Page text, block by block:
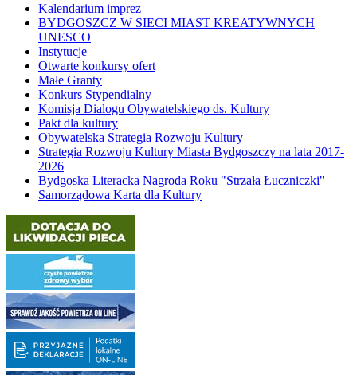
Kalendarium imprez
BYDGOSZCZ W SIECI MIAST KREATYWNYCH
UNESCO
Instytucje
Otwarte konkursy ofert
Małe Granty
Konkurs Stypendialny
Komisja Dialogu Obywatelskiego ds. Kultury
Pakt dla kultury
Obywatelska Strategia Rozwoju Kultury
Strategia Rozwoju Kultury Miasta Bydgoszczy na lata 2017-
2026
Bydgoska Literacka Nagroda Roku "Strzała Łuczniczki"
Samorządowa Karta dla Kultury